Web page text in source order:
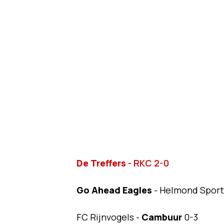
De Treffers - RKC 2-0
Go Ahead Eagles - Helmond
FC Rijnvogels - Cambuur0-3